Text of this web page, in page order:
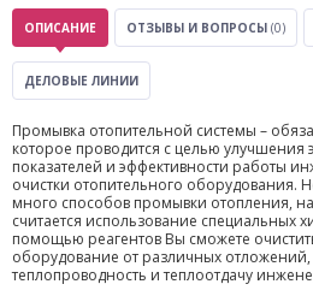
ОПИСАНИЕ ОТЗЫВЫ И ВОПРОСЫ (0)
ДЕЛОВЫЕ ЛИНИИ
Промывка отопительной системы –
которое проводится с целью улучшения
показателей и эффективности работы
очистки отопительного оборудования.
много способов промывки отопления,
считается использование специальных
помощью реагентов Вы сможете
оборудование от различных отложений,
теплопроводность и теплоотдачу